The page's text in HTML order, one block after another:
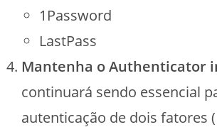
1Password
LastPass
Mantenha o Authenticator
continuará sendo essencial
autenticação de dois fatores